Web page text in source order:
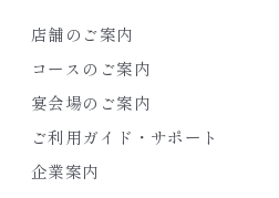
店舗のご案内
コースのご案内
宴会場のご案内
ご利用ガイド・サポート
企業案内